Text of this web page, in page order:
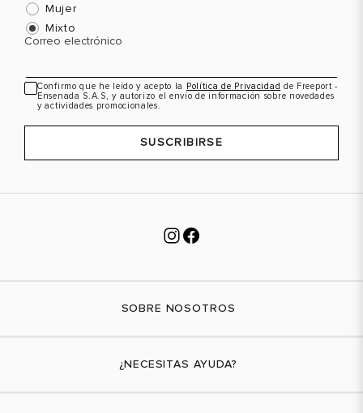
43
Color
VER PRODUCTO VER PRODUCTO
Mujer
Mixto
Correo electrónico
Confirmo que he leído y acepto la Política de Privacidad de Freeport -
Ensenada S.A.S, y autorizo el envío de información sobre novedades
y actividades promocionales.
SUSCRIBIRSE
SOBRE NOSOTROS
¿NECESITAS AYUDA?